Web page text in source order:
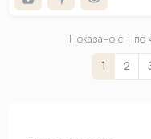
Показано с 1 по
1
2